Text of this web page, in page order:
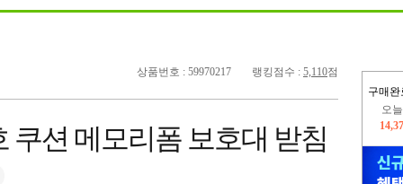
구매완
상품번호 : 59970217 랭킹점수 : 5,110점
쿠션 메모리폼 보호대 받침